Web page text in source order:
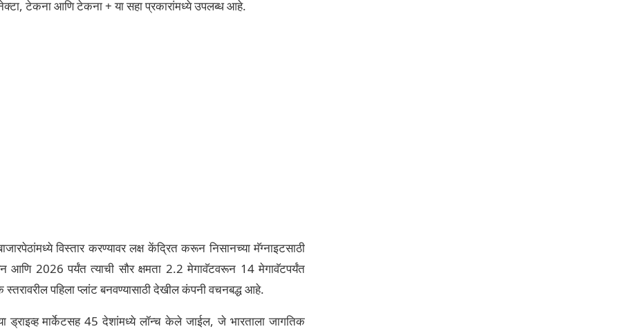
टेकना आणि टेकना + या सहा प्रकारांमध्ये उपलब्ध आहे.
विस्तार करण्यावर लक्ष केंद्रित करून निसानच्या मॅग्नाइटसाठी
आणि 2026 पर्यंत त्याची सौर क्षमता 2.2 मेगावॅटवरून 14 मेगावॅटपर्यंत
स्तरावरील पहिला प्लांट बनवण्यासाठी देखील कंपनी वचनबद्ध आहे.
ड्राइव्ह मार्केटसह 45 देशांमध्ये लॉन्च केले जाईल, जे भारताला जागतिक